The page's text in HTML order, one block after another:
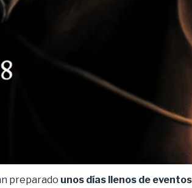
preparado unos días llenos de